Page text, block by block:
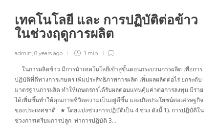
เทคโนโลยี และ การปฏิบัติต่อข้าว
ในช่วงฤดูการผลิต
admin, 8 years ago 1 min
ในการผลิตข้าว มีการนำเทคโนโลยีเข้าสู่ขั้นตอนกระบวนการผลิต เพื่อการ
ปฏิบัติที่ดีทางการเกษตร เพิ่มประสิทธิภาพการผลิต เพิ่มผลผลิตต่อไร่ ยกระดับ
มาตรฐานการผลิต ทำให้เกษตรกรได้รับผลตอบแทนคุ้มค่าต่อการลงทุน มีราย
ได้เพิ่มขึ้นทำให้คุณภาพชีวิตความเป็นอยู่ดีขึ้น และเกิดประโยชน์ต่อเศรษฐกิจ
ของประเทศชาติ ★ โดยแบ่งช่วงการปฏิบัติเป็น 4 ช่วง ดังนี้ 1). การปฏิบัติใน
ช่วงการเตรียมการปลูก ทำการปฏิบัติ 3…